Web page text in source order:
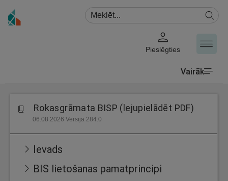
Pieslēgties
Vairāk
Rokasgrāmata BISP (lejupielādēt PDF)
06.08.2026 Versija 284.0
Ievads
BIS lietošanas pamatprincipi